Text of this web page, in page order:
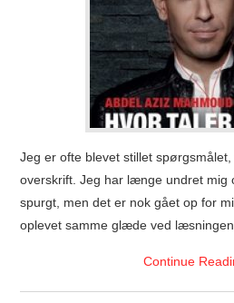
Jeg er ofte blevet stillet
overskrift. Jeg har længe undret mig
spurgt, men det er nok gået op for
oplevet samme glæde ved
Continue